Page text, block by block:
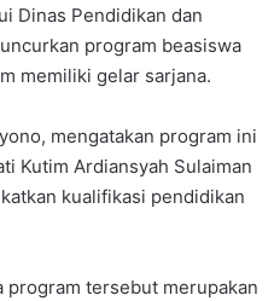
Dinas Pendidikan dan
program beasiswa
memiliki gelar sarjana.
mengatakan program ini
Kutim Ardiansyah Sulaiman
kualifikasi pendidikan
program tersebut merupakan